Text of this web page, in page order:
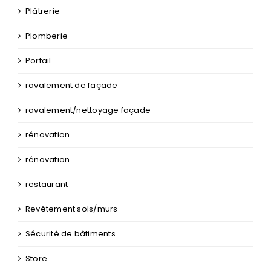
Plâtrerie
Plomberie
Portail
ravalement de façade
ravalement/nettoyage façade
rénovation
rénovation
restaurant
Revêtement sols/murs
Sécurité de bâtiments
Store